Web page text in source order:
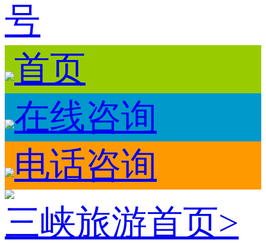
号
首页
在线咨询
电话咨询
三峡旅游首页>